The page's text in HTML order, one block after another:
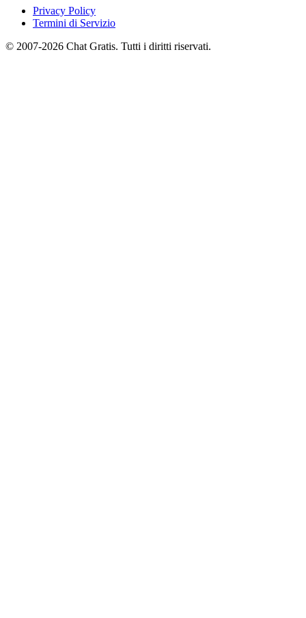
Privacy Policy
Termini di Servizio
© 2007-2026 Chat Gratis. Tutti i diritti riservati.